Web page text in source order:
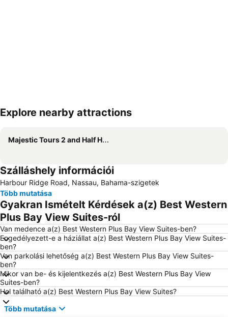
Nagy méretű térkép
Explore nearby attractions
Majestic Tours 2 and Half Hour City & Country Tour
Szálláshely információi
Harbour Ridge Road, Nassau, Bahama-szigetek
Több mutatása
Gyakran Ismételt Kérdések a(z) Best Western
Plus Bay View Suites-ról
Van medence a(z) Best Western Plus Bay View Suites-ben?
Engedélyezett-e a háziállat a(z) Best Western Plus Bay View Suites-
ben?
Van parkolási lehetőség a(z) Best Western Plus Bay View Suites-
ben?
Mikor van be- és kijelentkezés a(z) Best Western Plus Bay View
Suites-ben?
Hol található a(z) Best Western Plus Bay View Suites?
Több mutatása